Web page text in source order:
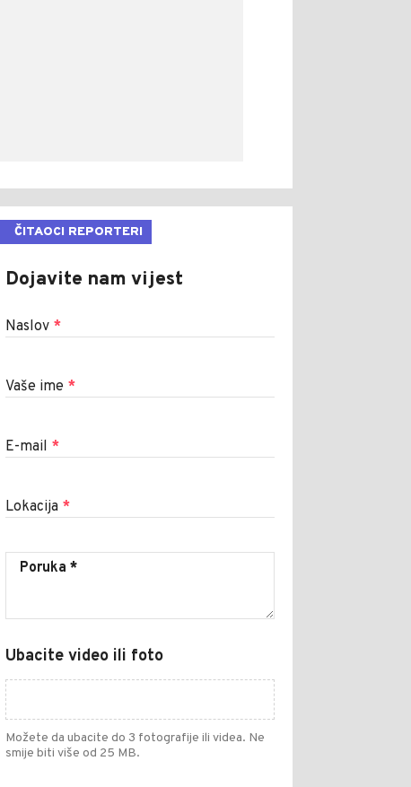
ČITAOCI REPORTERI
Dojavite nam vijest
Naslov *
Vaše ime *
E-mail *
Lokacija *
Ubacite video ili foto
Možete da ubacite do 3 fotografije ili videa. Ne
smije biti više od 25 MB.